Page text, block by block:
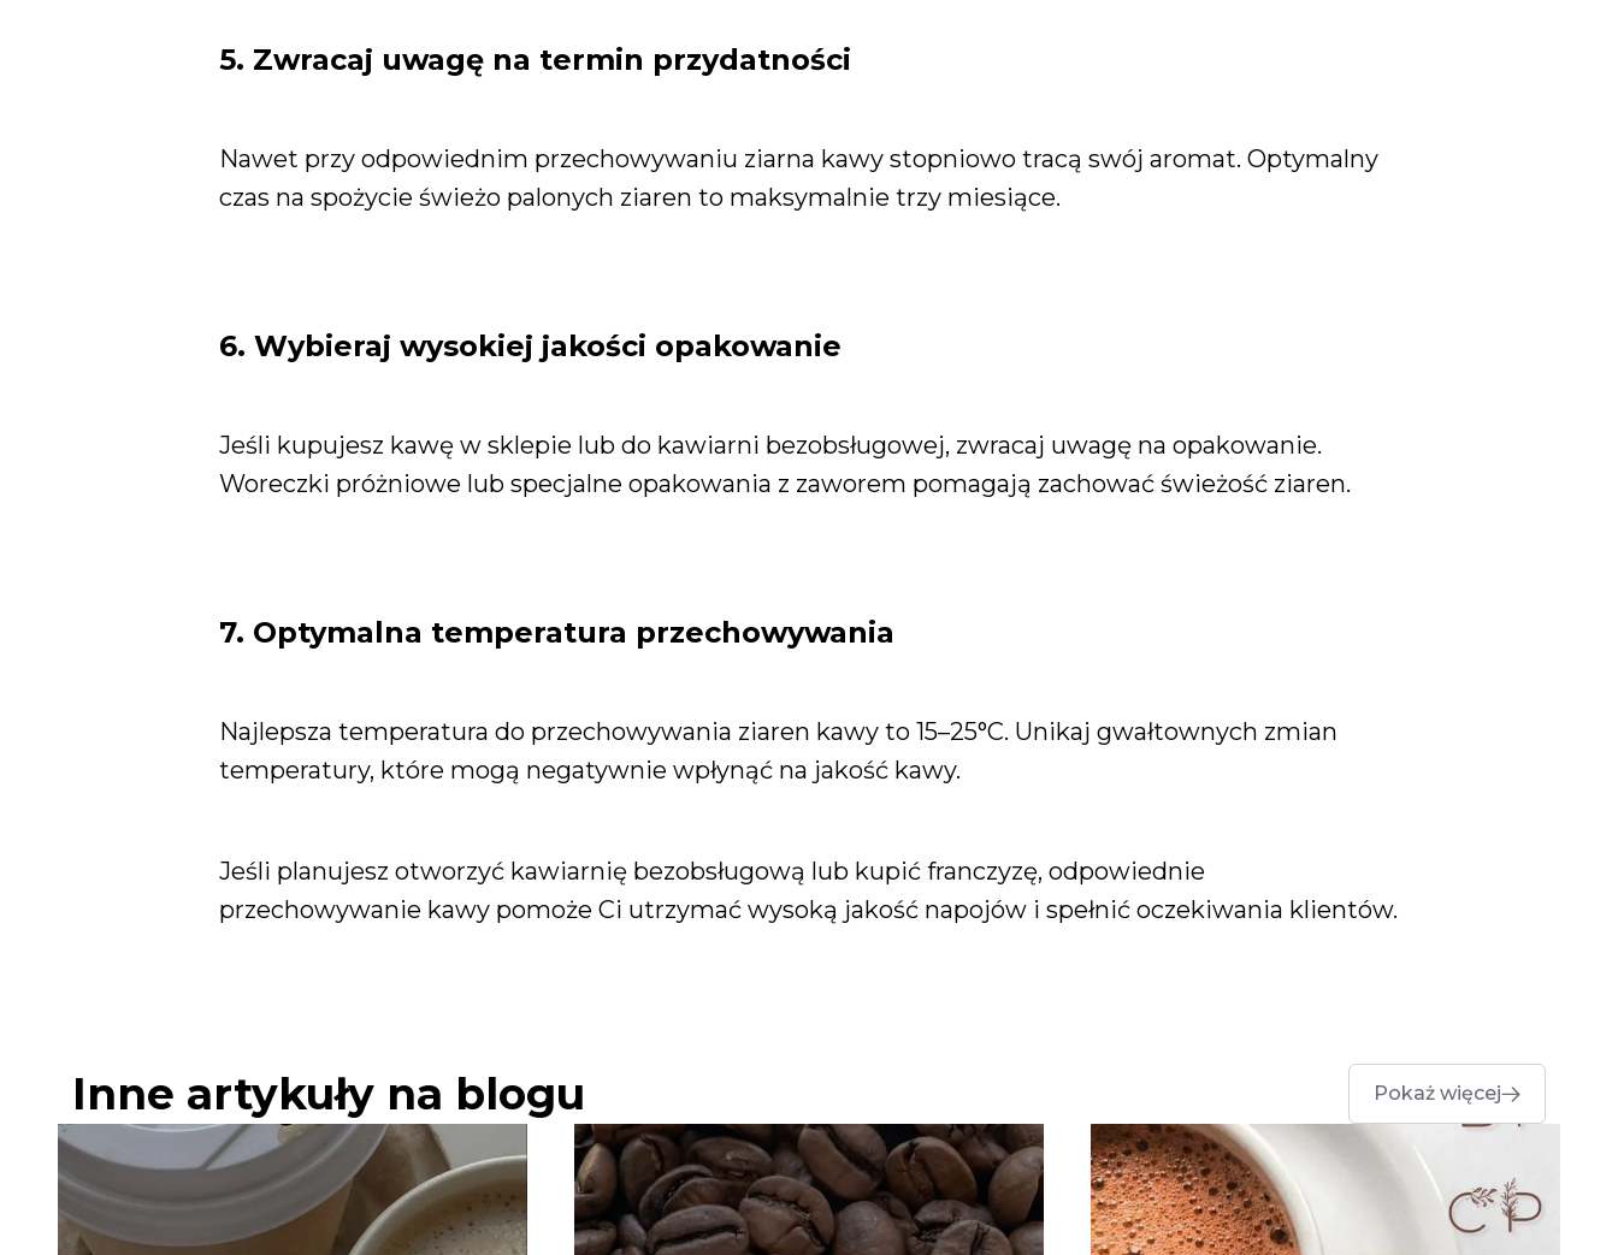
5. Zwracaj uwagę na termin przydatności
Nawet przy odpowiednim przechowywaniu ziarna kawy stopniowo tracą swój aromat. Optymalny
czas na spożycie świeżo palonych ziaren to maksymalnie trzy miesiące.
6. Wybieraj wysokiej jakości opakowanie
Jeśli kupujesz kawę w sklepie lub do kawiarni bezobsługowej, zwracaj uwagę na opakowanie.
Woreczki próżniowe lub specjalne opakowania z zaworem pomagają zachować świeżość ziaren.
7. Optymalna temperatura przechowywania
Najlepsza temperatura do przechowywania ziaren kawy to 15–25°C. Unikaj gwałtownych zmian
temperatury, które mogą negatywnie wpłynąć na jakość kawy.
Jeśli planujesz otworzyć kawiarnię bezobsługową lub kupić franczyzę, odpowiednie
przechowywanie kawy pomoże Ci utrzymać wysoką jakość napojów i spełnić oczekiwania klientów.
Inne artykuły na blogu Pokaż więcej